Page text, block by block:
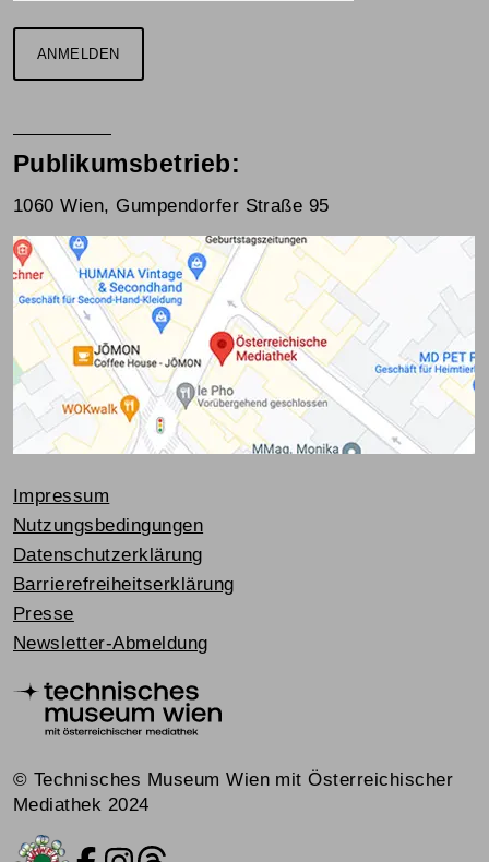
ANMELDEN
Publikumsbetrieb:
1060 Wien, Gumpendorfer Straße 95
Impressum
Nutzungsbedingungen
Datenschutzerklärung
Barrierefreiheitserklärung
Presse
Newsletter-Abmeldung
© Technisches Museum Wien mit Österreichischer
Mediathek 2024